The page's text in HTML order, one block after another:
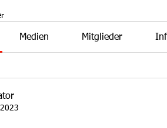
Medien Mitglieder